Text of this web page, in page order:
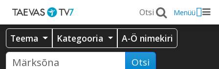
Menüü
Teema Kategooria A-Ö nimekiri
Otsi